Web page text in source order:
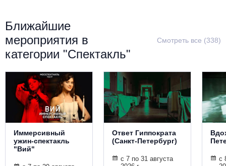
Ближайшие
мероприятия в
категории "Спектакль"
Смотреть все (338)
Иммерсивный
ужин-спектакль
"Вий"
Ответ Гиппократа
(Санкт-Петербург)
с 7 по 31 августа
с